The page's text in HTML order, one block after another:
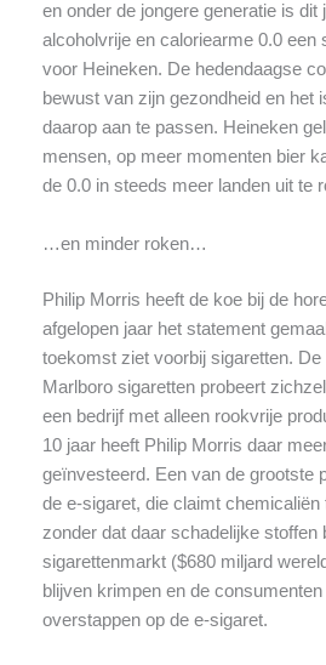
en onder de jongere generatie is dit
alcoholvrije en caloriearme 0.0 een
voor Heineken. De hedendaagse
bewust van zijn gezondheid en het
daarop aan te passen. Heineken
mensen, op meer momenten bier
de 0.0 in steeds meer landen uit te
…en minder roken…
Philip Morris heeft de koe bij de
afgelopen jaar het statement
toekomst ziet voorbij sigaretten. De
Marlboro sigaretten probeert
een bedrijf met alleen rookvrije
10 jaar heeft Philip Morris daar
geïnvesteerd. Een van de grootste
de e-sigaret, die claimt chemicaliën
zonder dat daar schadelijke stoffen
sigarettenmarkt ($680 miljard
blijven krimpen en de
overstappen op de e-sigaret.